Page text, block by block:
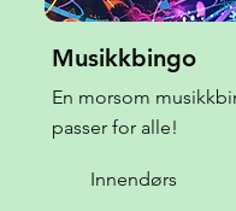
Musikkbingo
En morsom
passer for alle!
Innendørs